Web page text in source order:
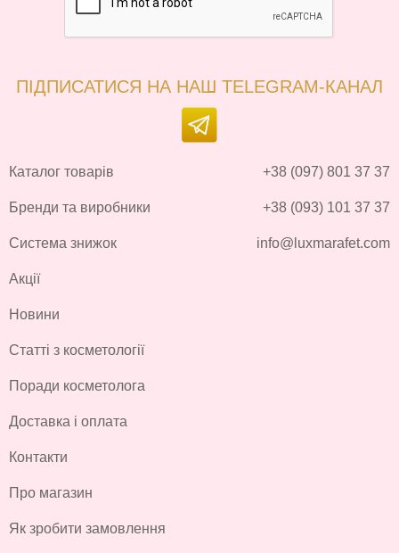
ПІДПИСАТИСЯ НА НАШ TELEGRAM-КАНАЛ
Каталог товарів
Бренди та виробники
Система знижок
Акції
Новини
Статті з косметології
Поради косметолога
Доставка і оплата
Контакти
Про магазин
Як зробити замовлення
+38 (097) 801 37 37
+38 (093) 101 37 37
info@luxmarafet.com